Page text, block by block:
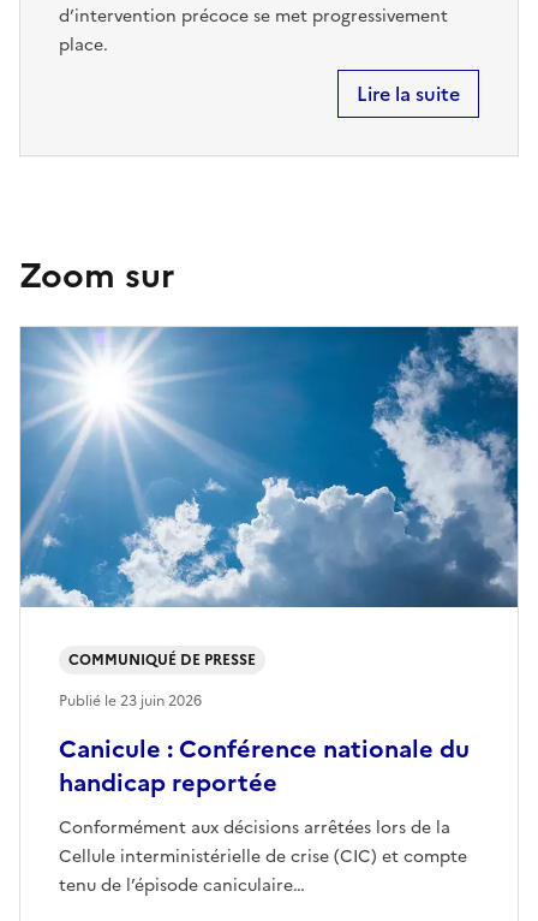
d’intervention précoce se met progressivement
place.
Lire la suite
Zoom sur
Canicule : Conférence nationale du
handicap reportée
Conformément aux décisions arrêtées lors de la
Cellule interministérielle de crise (CIC) et compte
tenu de l’épisode caniculaire…
COMMUNIQUÉ DE PRESSE
Publié le23 juin 2026